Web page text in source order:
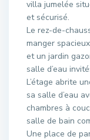
villa jumelée
et sécurisé.
Le rez-de-
manger
et un jardin
salle d’eau
L’étage abrite
sa salle d’eau
chambres à
salle de bain
Une place de